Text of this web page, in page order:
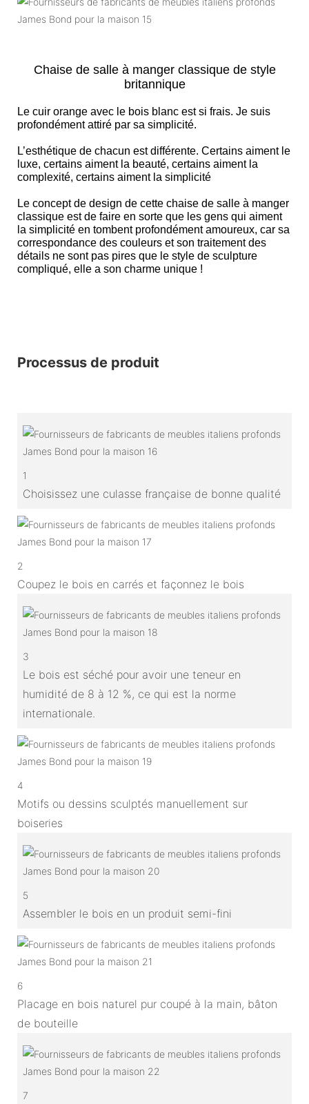
Chaise de salle à manger classique de style
britannique
Le cuir orange avec le bois blanc est si frais. Je suis
profondément attiré par sa simplicité.
L’esthétique de chacun est différente. Certains aiment le
luxe, certains aiment la beauté, certains aiment la
complexité, certains aiment la simplicité
Le concept de design de cette chaise de salle à manger
classique est de faire en sorte que les gens qui aiment
la simplicité en tombent profondément amoureux, car sa
correspondance des couleurs et son traitement des
détails ne sont pas pires que le style de sculpture
compliqué, elle a son charme unique !
Processus de produit
1
Choisissez une culasse française de bonne qualité
2
Coupez le bois en carrés et façonnez le bois
3
Le bois est séché pour avoir une teneur en
humidité de 8 à 12 %, ce qui est la norme
internationale.
4
Motifs ou dessins sculptés manuellement sur
boiseries
5
Assembler le bois en un produit semi-fini
6
Placage en bois naturel pur coupé à la main, bâton
de bouteille
7